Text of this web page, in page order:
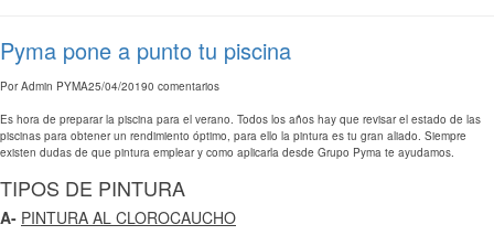
Pyma pone a punto tu piscina
PorAdmin PYMA25/04/20190 comentarios
Es hora de preparar la piscina para el verano. Todos los años hay que revisar el estado de las
piscinas para obtener un rendimiento óptimo, para ello la pintura es tu gran aliado. Siempre
existen dudas de que pintura emplear y como aplicarla desde Grupo Pyma te ayudamos.
TIPOS DE PINTURA
A- PINTURA AL CLOROCAUCHO